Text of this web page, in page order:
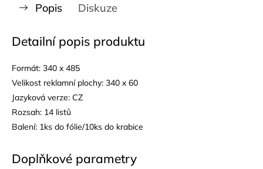
Popis Diskuze
Detailní popis produktu
Formát: 340 x 485
Velikost reklamní plochy: 340 x 60
Jazyková verze: CZ
Rozsah: 14 listů
Balení: 1ks do fólie/10ks do krabice
Doplňkové parametry